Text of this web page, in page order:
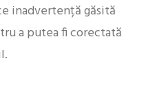
inadvertență găsită
a putea fi corectată